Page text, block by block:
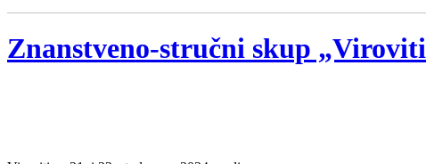
Znanstveno-stručni skup